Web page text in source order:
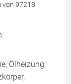
von 97218
Ölheizung,